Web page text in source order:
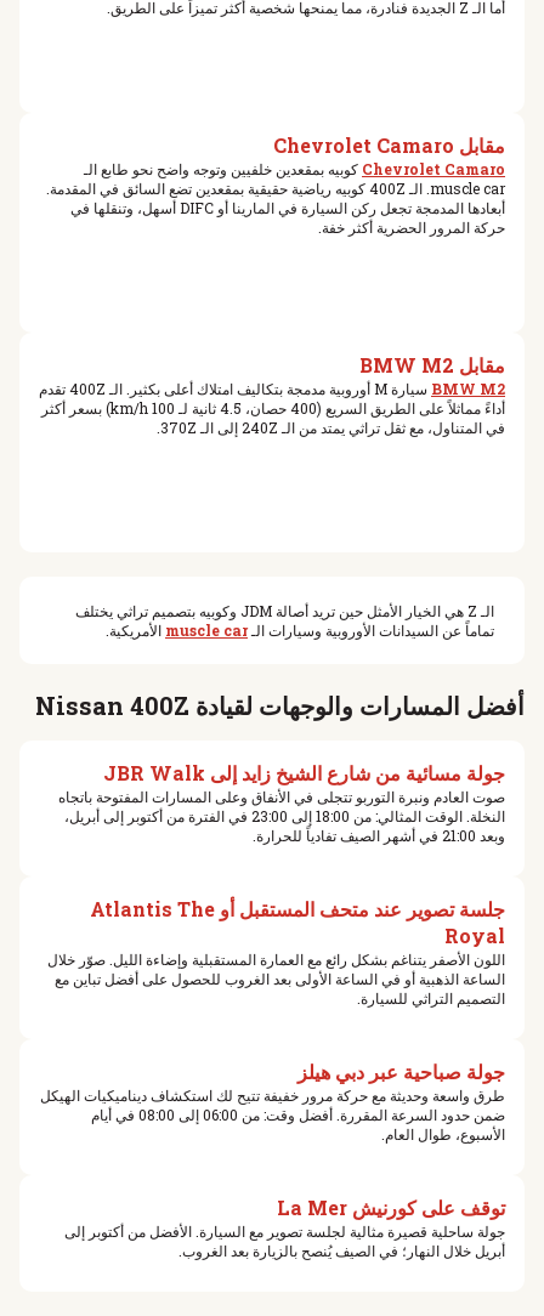
أما الـ Z الجديدة فنادرة، مما يمنحها شخصية أكثر تميزاً على الطريق.
مقابل Chevrolet Camaro
Chevrolet Camaro كوبيه بمقعدين خلفيين وتوجه واضح نحو طابع الـ
muscle car. الـ 400Z كوبيه رياضية حقيقية بمقعدين تضع السائق في المقدمة.
أبعادها المدمجة تجعل ركن السيارة في المارينا أو DIFC أسهل، وتنقلها في
حركة المرور الحضرية أكثر خفة.
مقابل BMW M2
BMW M2
سيارة M أوروبية مدمجة بتكاليف امتلاك أعلى بكثير. الـ 400Z تقدم
أداءً مماثلاً على الطريق السريع (400 حصان، 4.5 ثانية لـ 100 km/h) بسعر أكثر
في المتناول، مع ثقل تراثي يمتد من الـ 240Z إلى الـ 370Z.
الـ Z هي الخيار الأمثل حين تريد أصالة JDM وكوبيه بتصميم تراثي يختلف
تماماً عن السيدانات الأوروبية وسيارات الـmuscle car الأمريكية.
أفضل المسارات والوجهات لقيادة Nissan 400Z
جولة مسائية من شارع الشيخ زايد إلى JBR Walk
صوت العادم ونبرة التوربو تتجلى في الأنفاق وعلى المسارات المفتوحة باتجاه
النخلة. الوقت المثالي: من 18:00 إلى 23:00 في الفترة من أكتوبر إلى أبريل،
وبعد 21:00 في أشهر الصيف تفادياً للحرارة.
جلسة تصوير عند متحف المستقبل أو Atlantis The
Royal
اللون الأصفر يتناغم بشكل رائع مع العمارة المستقبلية وإضاءة الليل. صوّر خلال
الساعة الذهبية أو في الساعة الأولى بعد الغروب للحصول على أفضل تباين مع
التصميم التراثي للسيارة.
جولة صباحية عبر دبي هيلز
طرق واسعة وحديثة مع حركة مرور خفيفة تتيح لك استكشاف ديناميكيات الهيكل
ضمن حدود السرعة المقررة. أفضل وقت: من 06:00 إلى 08:00 في أيام
الأسبوع، طوال العام.
توقف على كورنيش La Mer
جولة ساحلية قصيرة مثالية لجلسة تصوير مع السيارة. الأفضل من أكتوبر إلى
أبريل خلال النهار؛ في الصيف يُنصح بالزيارة بعد الغروب.